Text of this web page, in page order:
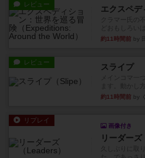
レビュー エクスペデ
どおもしろい
約11時間前 by
レビュー スライプ
約11時間前 by
リプレイ
画像付き
リーダーズ